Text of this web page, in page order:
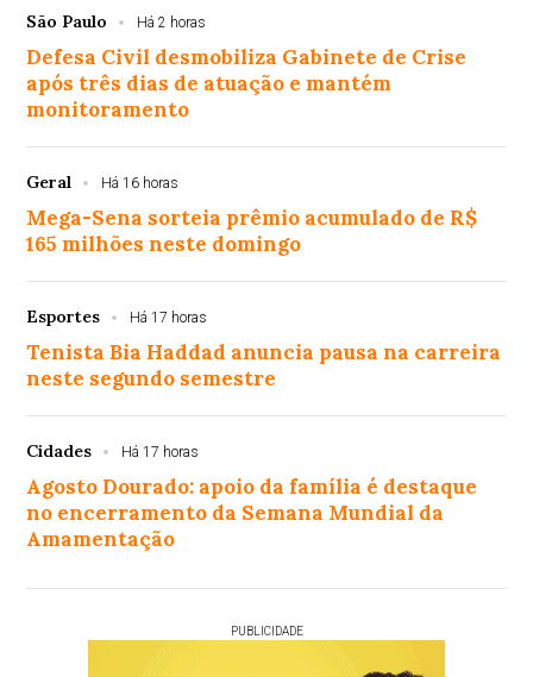
São Paulo Há 2 horas
Defesa Civil desmobiliza Gabinete de Crise
após três dias de atuação e mantém
monitoramento
Geral Há 16 horas
Mega-Sena sorteia prêmio acumulado de R$
165 milhões neste domingo
Esportes Há 17 horas
Tenista Bia Haddad anuncia pausa na carreira
neste segundo semestre
Cidades Há 17 horas
Agosto Dourado: apoio da família é destaque
no encerramento da Semana Mundial da
Amamentação
PUBLICIDADE